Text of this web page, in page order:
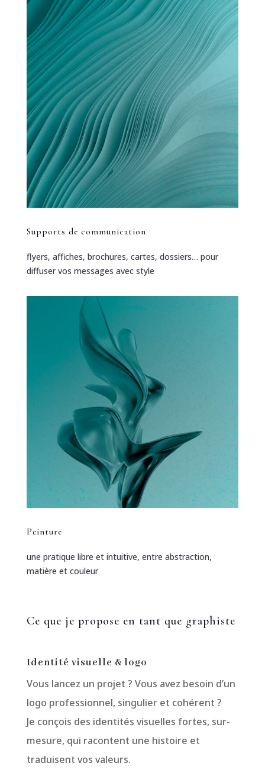
Supports de communication
flyers, affiches, brochures, cartes, dossiers… pour
diffuser vos messages avec style
Peinture
une pratique libre et intuitive, entre abstraction,
matière et couleur
Ce que je propose en tant que graphiste
Identité visuelle & logo
Vous lancez un projet ? Vous avez besoin d’un
logo professionnel, singulier et cohérent ?
Je conçois des identités visuelles fortes, sur-
mesure, qui racontent une histoire et
traduisent vos valeurs.